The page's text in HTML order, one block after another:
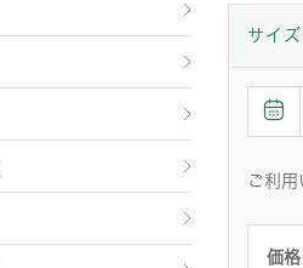
サイ
ご利
価格